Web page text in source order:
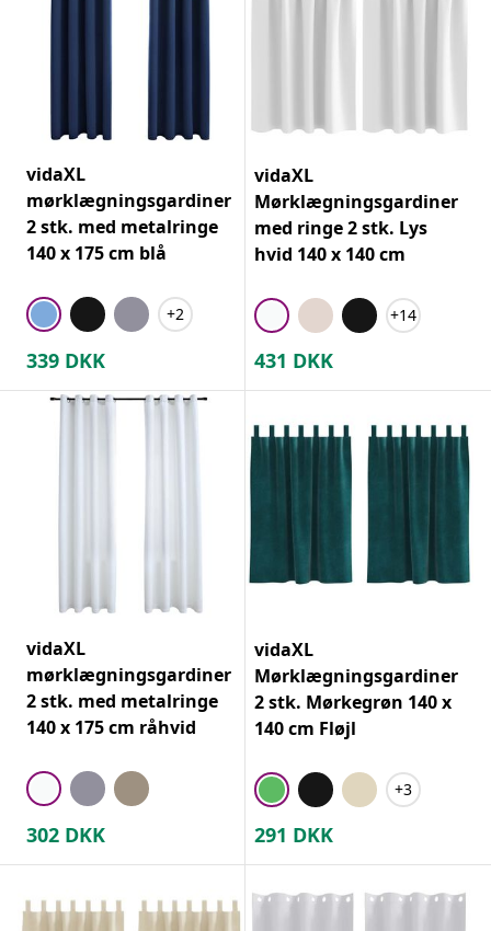
vidaXL
mørklægningsgardiner
2 stk. med metalringe
140 x 175 cm blå
+2
339 DKK
vidaXL
Mørklægningsgardiner
med ringe 2 stk. Lys
hvid 140 x 140 cm
+14
431 DKK
vidaXL
mørklægningsgardiner
2 stk. med metalringe
140 x 175 cm råhvid
302 DKK
vidaXL
Mørklægningsgardiner
2 stk. Mørkegrøn 140 x
140 cm Fløjl
+3
291 DKK